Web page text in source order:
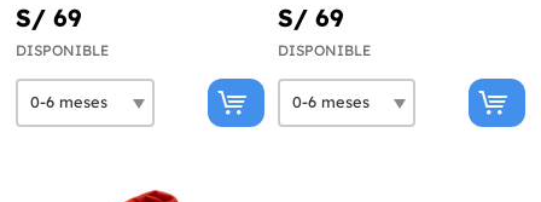
S/ 69
DISPONIBLE
S/ 69
DISPONIBLE